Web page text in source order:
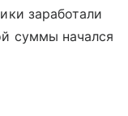
заработали
суммы начался